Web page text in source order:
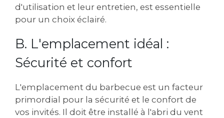
d'utilisation et leur entretien, est essentielle
pour un choix éclairé.
B. L'emplacement idéal :
Sécurité et confort
L'emplacement du barbecue est un facteur
primordial pour la sécurité et le confort de
vos invités. Il doit être installé à l'abri du vent